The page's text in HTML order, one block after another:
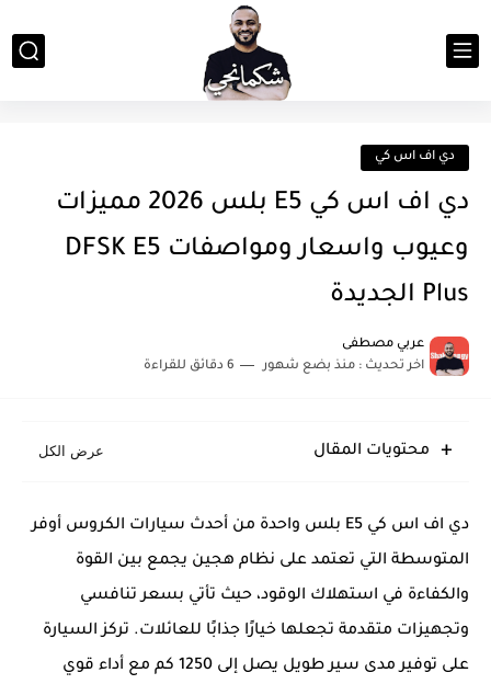
دي اف اس كي
دي اف اس كي E5 بلس 2026 مميزات
وعيوب واسعار ومواصفات DFSK E5
Plus الجديدة
عربي مصطفى
اخر تحديث : منذ بضع شهور 6 دقائق للقراءة
محتويات المقال
دي اف اس كي E5 بلس واحدة من أحدث سيارات الكروس أوفر
المتوسطة التي تعتمد على نظام هجين يجمع بين القوة
والكفاءة في استهلاك الوقود، حيث تأتي بسعر تنافسي
وتجهيزات متقدمة تجعلها خيارًا جذابًا للعائلات. تركز السيارة
على توفير مدى سير طويل يصل إلى 1250 كم مع أداء قوي